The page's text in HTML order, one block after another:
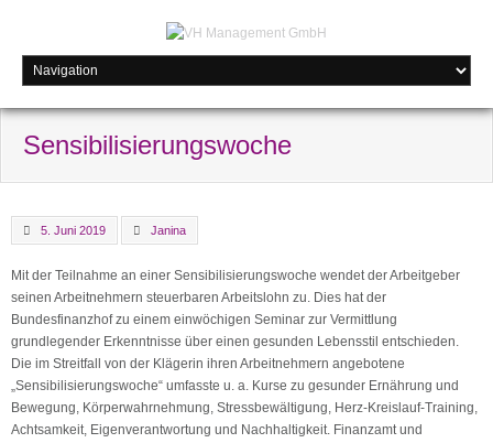
Sensibilisierungswoche
5. Juni 2019 Janina
Mit der Teilnahme an einer Sensibilisierungswoche wendet der Arbeitgeber
seinen Arbeitnehmern steuerbaren Arbeitslohn zu. Dies hat der
Bundesfinanzhof zu einem einwöchigen Seminar zur Vermittlung
grundlegender Erkenntnisse über einen gesunden Lebensstil entschieden.
Die im Streitfall von der Klägerin ihren Arbeitnehmern angebotene
„Sensibilisierungswoche“ umfasste u. a. Kurse zu gesunder Ernährung und
Bewegung, Körperwahrnehmung, Stressbewältigung, Herz-Kreislauf-Training,
Achtsamkeit, Eigenverantwortung und Nachhaltigkeit. Finanzamt und